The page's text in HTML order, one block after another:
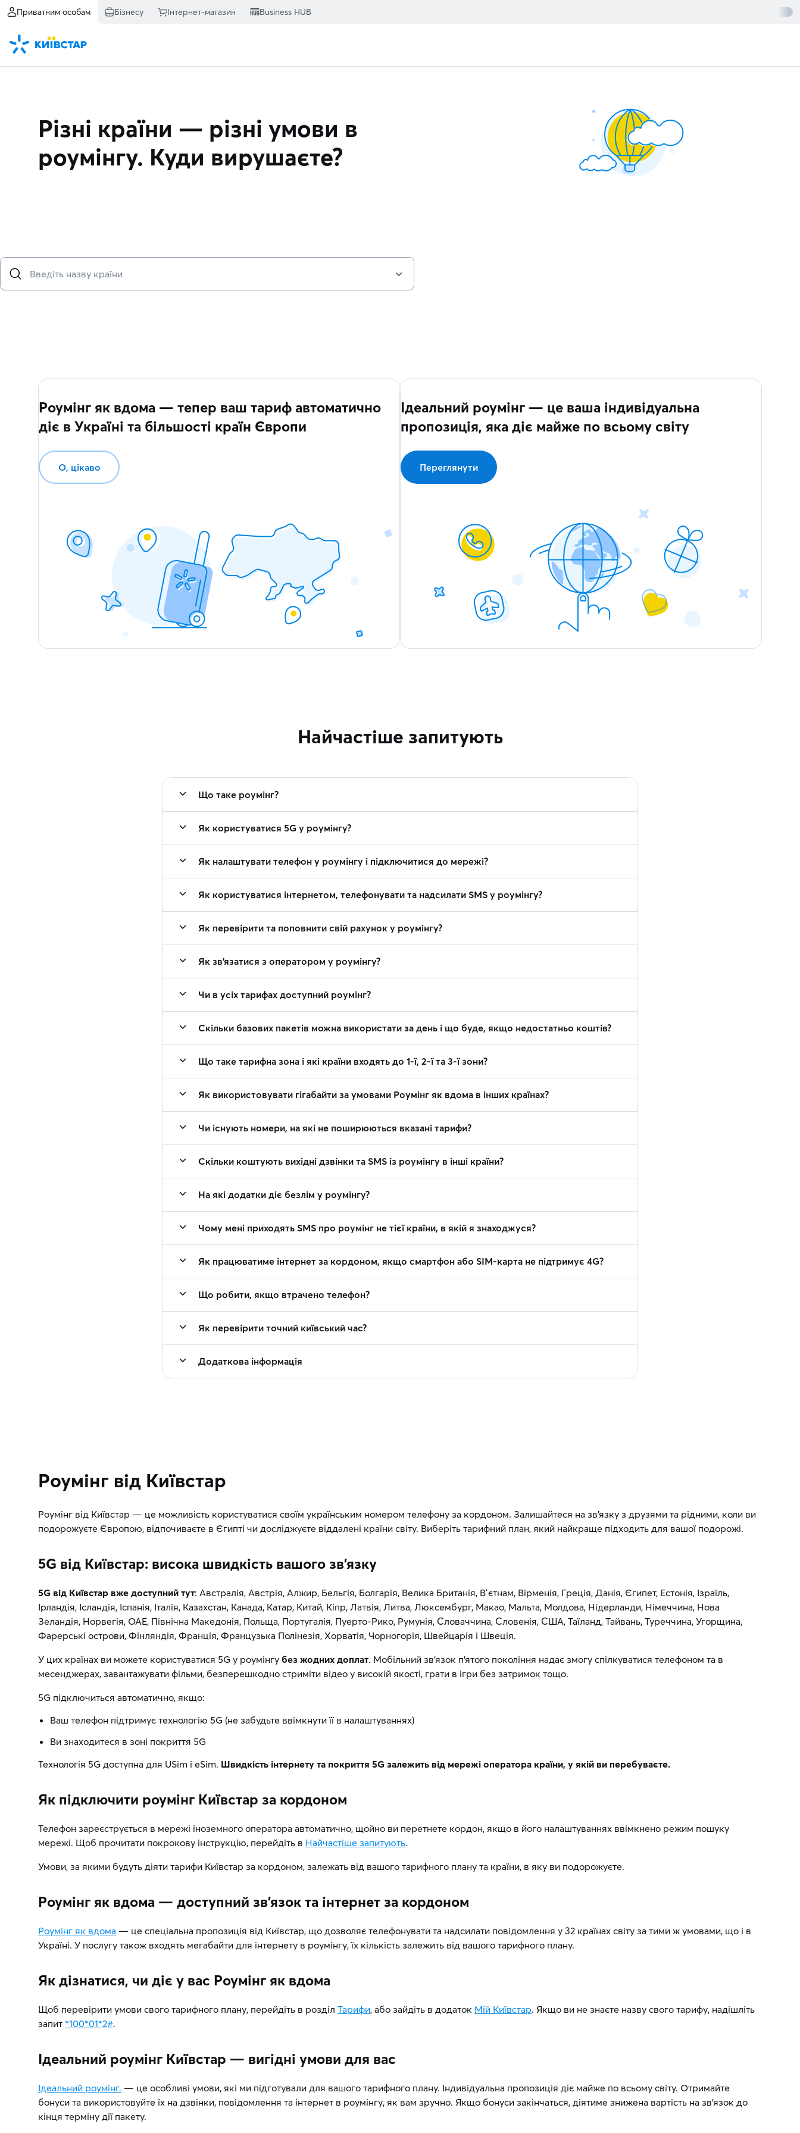
Приватним особам Бізнесу Інтернет-магазин Business HUB
Різні країни — різні умови в
роумінгу. Куди вирушаєте?
Роумінг як вдома — тепер ваш тариф автоматично
діє в Україні та більшості країн Європи
О, цікаво
Ідеальний роумінг — це ваша індивідуальна
пропозиція, яка діє майже по всьому світу
Переглянути
Найчастіше запитують
Що таке роумінг?
Як користуватися 5G у роумінгу?
Як налаштувати телефон у роумінгу і підключитися до мережі?
Як користуватися інтернетом, телефонувати та надсилати SMS у роумінгу?
Як перевірити та поповнити свій рахунок у роумінгу?
Як зв'язатися з оператором у роумінгу?
Чи в усіх тарифах доступний роумінг?
Скільки базових пакетів можна використати за день і що буде, якщо недостатньо коштів?
Що таке тарифна зона і які країни входять до 1-ї, 2-ї та 3-ї зони?
Як використовувати гігабайти за умовами Роумінг як вдома в інших країнах?
Чи існують номери, на які не поширюються вказані тарифи?
Скільки коштують вихідні дзвінки та SMS із роумінгу в інші країни?
На які додатки діє безлім у роумінгу?
Чому мені приходять SMS про роумінг не тієї країни, в якій я знаходжуся?
Як працюватиме інтернет за кордоном, якщо смартфон або SIM-карта не підтримує 4G?
Що робити, якщо втрачено телефон?
Як перевірити точний київський час?
Додаткова інформація
Роумінг від Київстар
Роумінг від Київстар — це можливість користуватися своїм українським номером телефону за кордоном. Залишайтеся на зв’язку з друзями та рідними, коли ви
подорожуєте Європою, відпочиваєте в Єгипті чи досліджуєте віддалені країни світу. Виберіть тарифний план, який найкраще підходить для вашої подорожі.
5G від Київстар: висока швидкість вашого зв’язку
5G від Київстар вже доступний тут: Австралія, Австрія, Алжир, Бельгія, Болгарія, Велика Британія, Вʼєтнам, Вірменія, Греція, Данія, Єгипет, Естонія, Ізраїль,
Ірландія, Ісландія, Іспанія, Італія, Казахстан, Канада, Катар, Китай, Кіпр, Латвія, Литва, Люксембург, Макао, Мальта, Молдова, Нідерланди, Німеччина, Нова
Зеландія, Норвегія, ОАЕ, Північна Македонія, Польща, Португалія, Пуерто-Рико, Румунія, Словаччина, Словенія, США, Таїланд, Тайвань, Туреччина, Угорщина,
Фарерські острови, Фінляндія, Франція, Французька Полінезія, Хорватія, Чорногорія, Швейцарія і Швеція.
У цих країнах ви можете користуватися 5G у роумінгу без жодних доплат. Мобільний зв’язок п’ятого покоління надає змогу спілкуватися телефоном та в
месенджерах, завантажувати фільми, безперешкодно стриміти відео у високій якості, грати в ігри без затримок тощо.
5G підключиться автоматично, якщо:
Ваш телефон підтримує технологію 5G (не забудьте ввімкнути її в налаштуваннях)
Ви знаходитеся в зоні покриття 5G
Технологія 5G доступна для USim і eSim. Швидкість інтернету та покриття 5G залежить від мережі оператора країни, у якій ви перебуваєте.
Як підключити роумінг Київстар за кордоном
Телефон зареєструється в мережі іноземного оператора автоматично, щойно ви перетнете кордон, якщо в його налаштуваннях ввімкнено режим пошуку
мережі. Щоб прочитати покрокову інструкцію, перейдіть в Найчастіше запитують.
Умови, за якими будуть діяти тарифи Київстар за кордоном, залежать від вашого тарифного плану та країни, в яку ви подорожуєте.
Роумінг як вдома — доступний зв’язок та інтернет за кордоном
Роумінг як вдома — це спеціальна пропозиція від Київстар, що дозволяє телефонувати та надсилати повідомлення у 32 країнах світу за тими ж умовами, що і в
Україні. У послугу також входять мегабайти для інтернету в роумінгу, їх кількість залежить від вашого тарифного плану.
Як дізнатися, чи діє у вас Роумінг як вдома
Щоб перевірити умови свого тарифного плану, перейдіть в розділ Тарифи, або зайдіть в додаток Мій Київстар. Якщо ви не знаєте назву свого тарифу, надішліть
запит *100*01*2#.
Ідеальний роумінг Київстар — вигідні умови для вас
Ідеальний роумінг. — це особливі умови, які ми підготували для вашого тарифного плану. Індивідуальна пропозиція діє майже по всьому світу. Отримайте
бонуси та використовуйте їх на дзвінки, повідомлення та інтернет в роумінгу, як вам зручно. Якщо бонуси закінчаться, діятиме знижена вартість на зв’язок до
кінця терміну дії пакету.